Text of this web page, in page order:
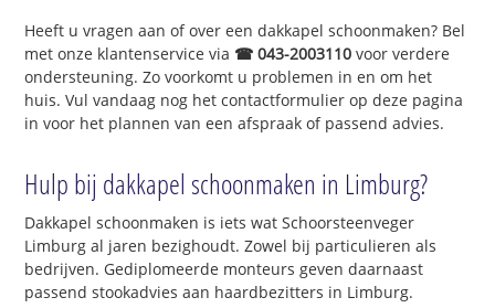
Heeft u vragen aan of over een dakkapel schoonmaken? Bel
met onze klantenservice via ☎ 043-2003110 voor verdere
ondersteuning. Zo voorkomt u problemen in en om het
huis. Vul vandaag nog het contactformulier op deze pagina
in voor het plannen van een afspraak of passend advies.
Hulp bij dakkapel schoonmaken in Limburg?
Dakkapel schoonmaken is iets wat Schoorsteenveger
Limburg al jaren bezighoudt. Zowel bij particulieren als
bedrijven. Gediplomeerde monteurs geven daarnaast
passend stookadvies aan haardbezitters in Limburg.